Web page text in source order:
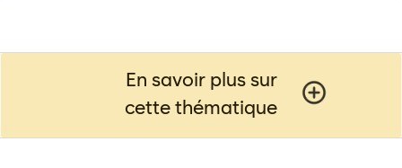
En savoir plus sur
cette thématique